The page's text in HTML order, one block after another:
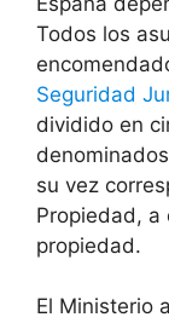
Todos los
Seguridad
dividido en
su vez
Propiedad, a
propiedad.
El Ministerio